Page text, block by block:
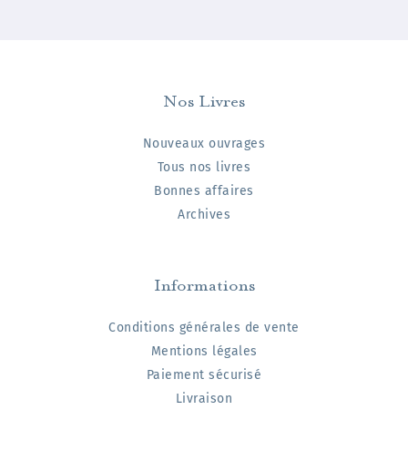
Nos Livres
Nouveaux ouvrages
Tous nos livres
Bonnes affaires
Archives
Informations
Conditions générales de vente
Mentions légales
Paiement sécurisé
Livraison